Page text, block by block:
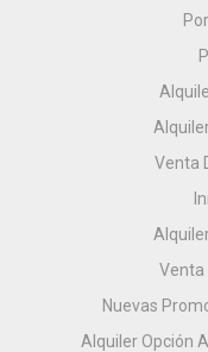
Venta
Venta
Nuevas
Alquiler Opción